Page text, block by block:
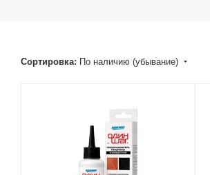
Сортировка: По наличию (убывание)